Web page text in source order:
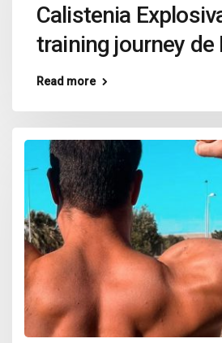
Calistenia
training journey de
Read more